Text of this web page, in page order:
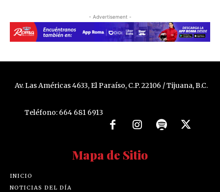
- Advertisement -
Av. Las Américas 4633, El Paraíso, C.P. 22106 / Tijuana, B.C.
Teléfono: 664 681 6913
Mapa de Sitio
INICIO
NOTICIAS DEL DÍA